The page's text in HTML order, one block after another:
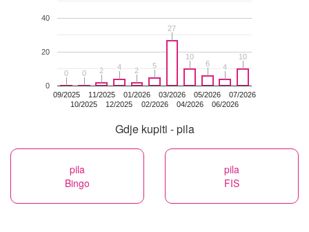
09/2025
10/2025
11/2025
12/2025
01/2026
02/2026
03/2026
04/2026
05/2026
06/2026
07/2026
0
20
40
0
0 0
0 2
2 4
4 2
2
5
5
27
27
10
10
6
6 4
4
10
10
Gdje kupiti - pila
pila
Bingo
pila
FIS